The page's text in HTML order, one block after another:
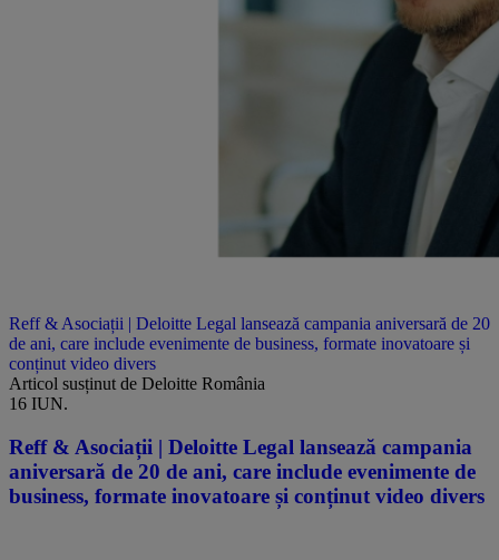
Reff & Asociații | Deloitte Legal lansează campania aniversară de 20
de ani, care include evenimente de business, formate inovatoare și
conținut video divers
Articol susținut de Deloitte România
16 IUN.
Reff & Asociații | Deloitte Legal lansează campania
aniversară de 20 de ani, care include evenimente de
business, formate inovatoare și conținut video divers